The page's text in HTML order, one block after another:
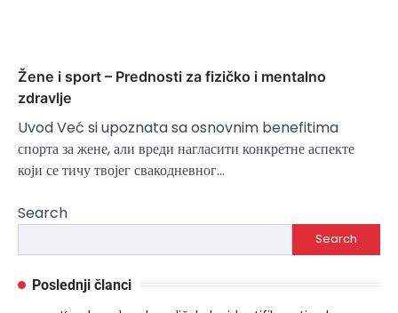
Žene i sport – Prednosti za fizičko i mentalno
zdravlje
Uvod Već si upoznata sa osnovnim benefitima
спорта за жене, али вреди нагласити конкретне аспекте
који се тичу твојег свакодневног…
Search
Search
Poslednji članci